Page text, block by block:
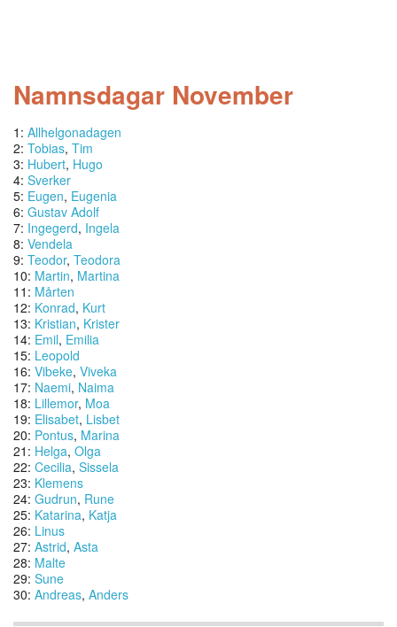
Namnsdagar November
1: Allhelgonadagen
2: Tobias, Tim
3: Hubert, Hugo
4: Sverker
5: Eugen, Eugenia
6: Gustav Adolf
7: Ingegerd, Ingela
8: Vendela
9: Teodor, Teodora
10: Martin, Martina
11: Mårten
12: Konrad, Kurt
13: Kristian, Krister
14: Emil, Emilia
15: Leopold
16: Vibeke, Viveka
17: Naemi, Naima
18: Lillemor, Moa
19: Elisabet, Lisbet
20: Pontus, Marina
21: Helga, Olga
22: Cecilia, Sissela
23: Klemens
24: Gudrun, Rune
25: Katarina, Katja
26: Linus
27: Astrid, Asta
28: Malte
29: Sune
30: Andreas, Anders